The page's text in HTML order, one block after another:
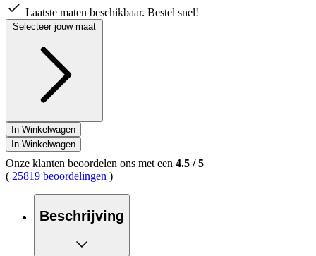
Laatste maten beschikbaar. Bestel snel!
Selecteer jouw maat
In Winkelwagen
In Winkelwagen
Onze klanten beoordelen ons met een 4.5 /5
( 25819 beoordelingen )
Beschrijving